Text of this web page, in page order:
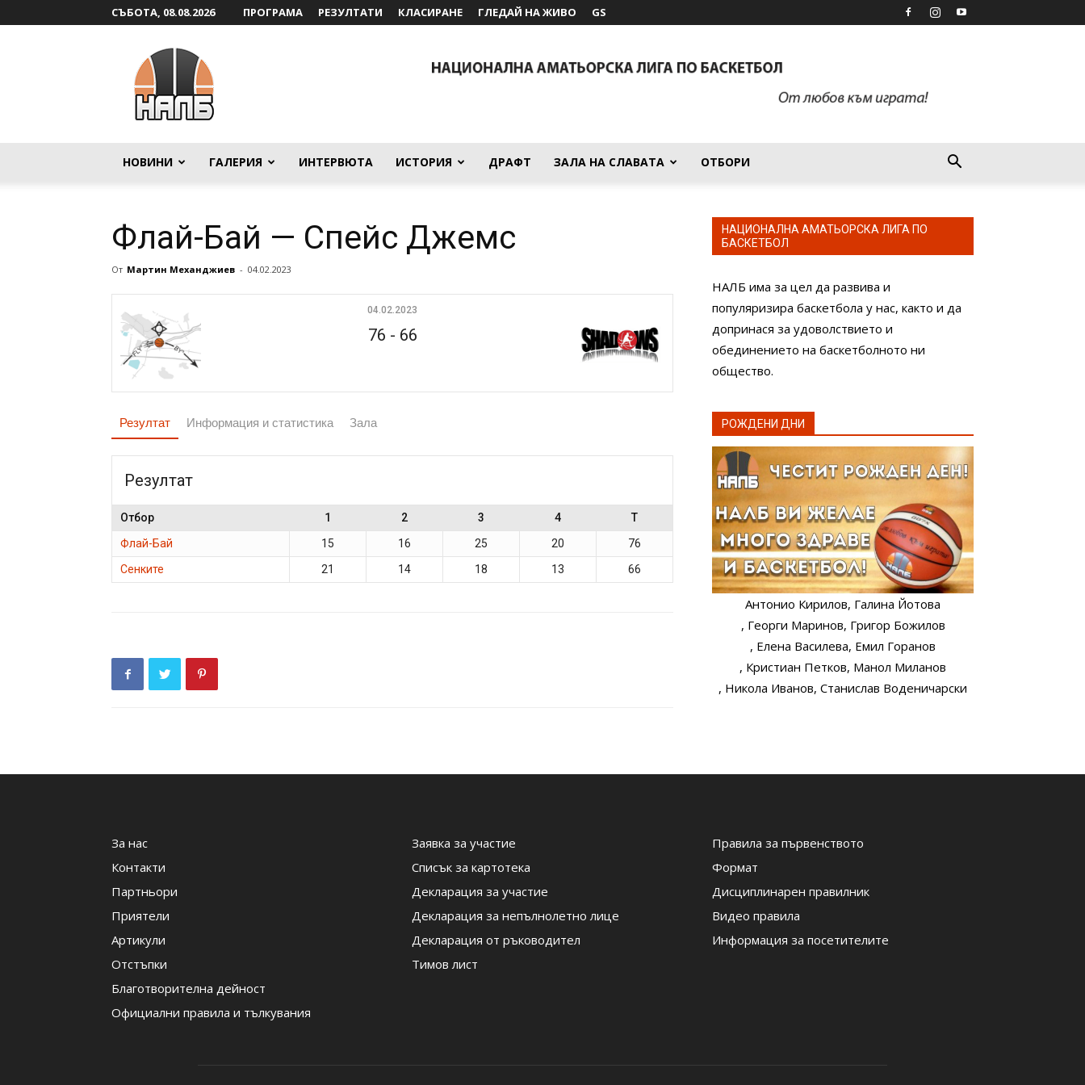
СЪБОТА, 08.08.2026 ПРОГРАМА РЕЗУЛТАТИ КЛАСИРАНЕ ГЛЕДАЙ НА ЖИВО GS
НОВИНИ ГАЛЕРИЯ ИНТЕРВЮТА ИСТОРИЯ ДРАФТ ЗАЛА НА СЛАВАТА ОТБОРИ
Флай-Бай — Спейс Джемс
От Мартин Механджиев - 04.02.2023
04.02.2023
76 - 66
Резултат Информация и статистика Зала
Резултат
Отбор 1 2 3 4
T
Флай-Бай
15 16 25 20
76
Сенките
21 14 18 13 66
НАЦИОНАЛНА АМАТЬОРСКА ЛИГА ПО
БАСКЕТБОЛ
НАЛБ има за цел да развива и
популяризира баскетбола у нас, както и да
допринася за удоволствието и
обединението на баскетболното ни
общество.
РОЖДЕНИ ДНИ
Антонио Кирилов, Галина Йотова
, Георги Маринов, Григор Божилов
, Елена Василева, Емил Горанов
, Кристиан Петков, Манол Миланов
, Никола Иванов, Станислав Воденичарски
За нас
Контакти
Партньори
Приятели
Артикули
Отстъпки
Благотворителна дейност
Официални правила и тълкувания
Заявка за участие
Списък за картотека
Декларация за участие
Декларация за непълнолетно лице
Декларация от ръководител
Тимов лист
Правила за първенството
Формат
Дисциплинарен правилник
Видео правила
Информация за посетителите